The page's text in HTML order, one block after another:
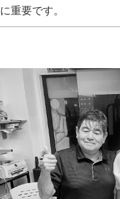
に重要です。